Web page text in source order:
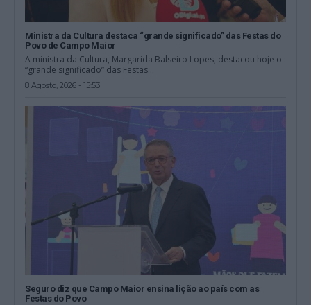
Ministra da Cultura destaca “grande significado” das Festas do
Povo de Campo Maior
A ministra da Cultura, Margarida Balseiro Lopes, destacou hoje o
“grande significado” das Festas...
8 Agosto, 2026 - 15:53
Seguro diz que Campo Maior ensina lição ao país com as
Festas do Povo